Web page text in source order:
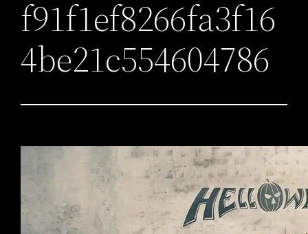
f91f1ef8266fa3f16
4be21c554604786